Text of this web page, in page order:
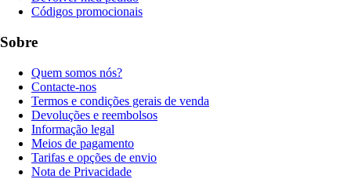
Códigos promocionais
Sobre
Quem somos nós?
Contacte-nos
Termos e condições gerais de venda
Devoluções e reembolsos
Informação legal
Meios de pagamento
Tarifas e opções de envio
Nota de Privacidade